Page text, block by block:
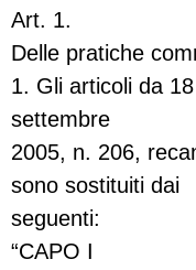
Art. 1.
Delle pratiche
1. Gli articoli da
settembre
2005, n. 206,
sono sostituiti dai
seguenti:
“CAPO I